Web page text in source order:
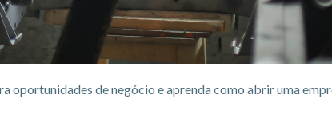
oportunidades de negócio e aprenda como abrir uma